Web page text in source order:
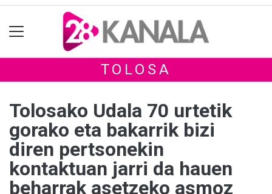
TOLOSA
Tolosako Udala 70 urtetik
gorako eta bakarrik bizi
diren pertsonekin
kontaktuan jarri da hauen
beharrak asetzeko asmoz